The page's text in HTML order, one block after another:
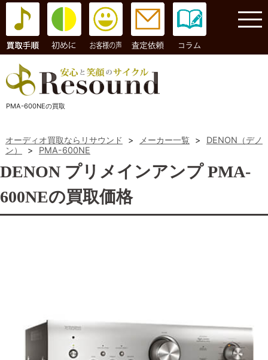
コラム
PMA-600NEの買取
オーディオ買取ならリサウンド > メーカー一覧 >
DENON（デノ
ン）
> PMA-600NE
DENON プリメインアンプ PMA-
600NEの買取価格